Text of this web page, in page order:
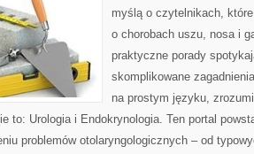
myślą o czytelnikach,
o chorobach uszu, nosa i
praktyczne porady
skomplikowane
na prostym języku,
to: Urologia i Endokrynologia. Ten portal
problemów otolaryngologicznych – od